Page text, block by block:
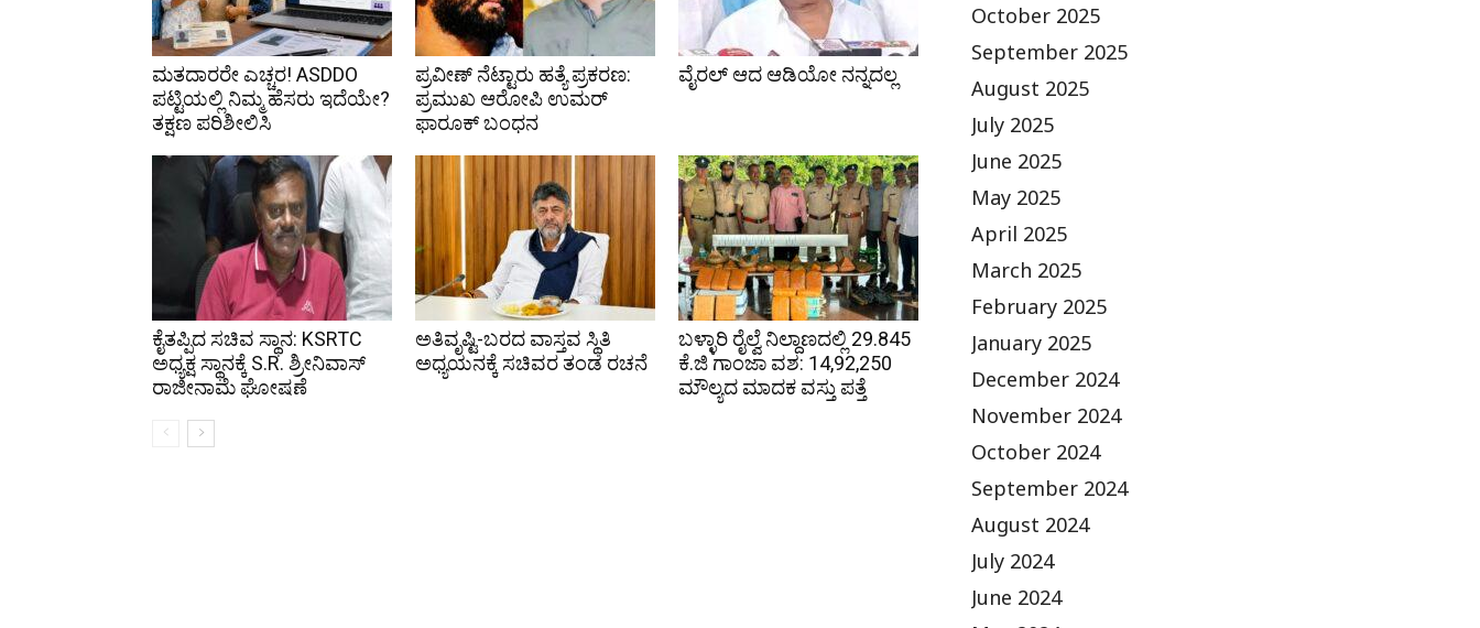
ಮತದಾರರೇ ಎಚ್ಚರ! ASDDO
ಪಟ್ಟಿಯಲ್ಲಿ ನಿಮ್ಮ ಹೆಸರು ಇದೆಯೇ?
ತಕ್ಷಣ ಪರಿಶೀಲಿಸಿ
ಪ್ರವೀಣ್ ನೆಟ್ಟಾರು ಹತ್ಯೆ ಪ್ರಕರಣ:
ಪ್ರಮುಖ ಆರೋಪಿ ಉಮರ್
ಫಾರೂಕ್ ಬಂಧನ
ವೈರಲ್ ಆದ ಆಡಿಯೋ ನನ್ನದಲ್ಲ
ಕೈತಪ್ಪಿದ ಸಚಿವ ಸ್ಥಾನ: KSRTC
ಅಧ್ಯಕ್ಷ ಸ್ಥಾನಕ್ಕೆ S.R. ಶ್ರೀನಿವಾಸ್
ರಾಜೀನಾಮೆ ಘೋಷಣೆ
ಅತಿವೃಷ್ಟಿ-ಬರದ ವಾಸ್ತವ ಸ್ಥಿತಿ
ಅಧ್ಯಯನಕ್ಕೆ ಸಚಿವರ ತಂಡ ರಚನೆ
ಬಳ್ಳಾರಿ ರೈಲ್ವೆ ನಿಲ್ದಾಣದಲ್ಲಿ 29.845
ಕೆ.ಜಿ ಗಾಂಜಾ ವಶ: ₹14,92,250
ಮೌಲ್ಯದ ಮಾದಕ ವಸ್ತು ಪತ್ತೆ
October 2025
September 2025
August 2025
July 2025
June 2025
May 2025
April 2025
March 2025
February 2025
January 2025
December 2024
November 2024
October 2024
September 2024
August 2024
July 2024
June 2024